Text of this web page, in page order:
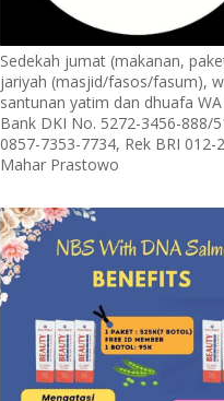
Sedekah jumat (makanan,
jariyah (masjid/fasos/fasum),
santunan yatim dan dhuafa
Bank DKI No. 5272-3456-888/
0857-7353-7734, Rek BRI 012-
Mahar Prastowo